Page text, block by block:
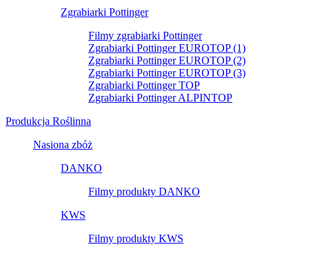
Zgrabiarki Pottinger
Filmy zgrabiarki Pottinger
Zgrabiarki Pottinger EUROTOP (1)
Zgrabiarki Pottinger EUROTOP (2)
Zgrabiarki Pottinger EUROTOP (3)
Zgrabiarki Pottinger TOP
Zgrabiarki Pottinger ALPINTOP
Produkcja Roślinna
Nasiona zbóż
DANKO
Filmy produkty DANKO
KWS
Filmy produkty KWS